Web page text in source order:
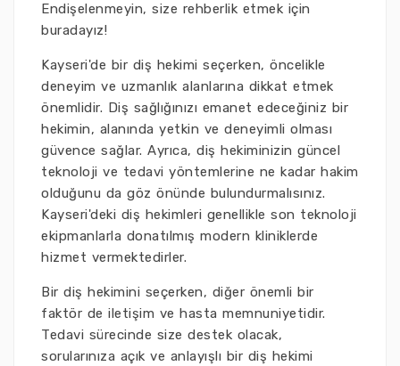
Endişelenmeyin, size rehberlik etmek için
buradayız!
Kayseri'de bir diş hekimi seçerken, öncelikle
deneyim ve uzmanlık alanlarına dikkat etmek
önemlidir. Diş sağlığınızı emanet edeceğiniz bir
hekimin, alanında yetkin ve deneyimli olması
güvence sağlar. Ayrıca, diş hekiminizin güncel
teknoloji ve tedavi yöntemlerine ne kadar hakim
olduğunu da göz önünde bulundurmalısınız.
Kayseri'deki diş hekimleri genellikle son teknoloji
ekipmanlarla donatılmış modern kliniklerde
hizmet vermektedirler.
Bir diş hekimini seçerken, diğer önemli bir
faktör de iletişim ve hasta memnuniyetidir.
Tedavi sürecinde size destek olacak,
sorularınıza açık ve anlayışlı bir diş hekimi